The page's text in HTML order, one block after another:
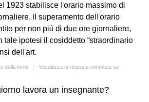
1923 stabilisce l'orario massimo di
Il superamento dell'orario
per non più di due ore giornaliere,
tale ipotesi il cosiddetto “straordinario
dell'art.
della fonte | Visualizza la risposta completa su
lavora un insegnante?